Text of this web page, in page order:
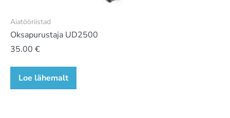
Aiatööriistad
Oksapurustaja UD2500
35.00 €
Loe lähemalt